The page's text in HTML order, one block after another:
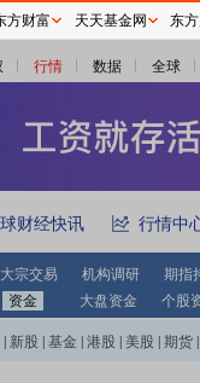
行情 数据 全球
财经快讯 行情中
大宗交易 机构调研
期指
资金 大盘资金 个股
新股 基金 港股 美股 期货
方财富 天天基金网 东